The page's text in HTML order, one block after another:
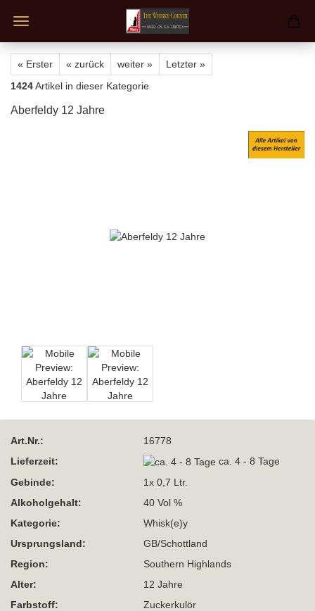
« Erster « zurück weiter »
Letzter »
1424Artikel in dieser Kategorie
Aberfeldy 12 Jahre
Art.Nr.:
16778
Lieferzeit:
ca. 4 - 8 Tage
Gebinde:
1x 0,7 Ltr.
Alkoholgehalt:
40 Vol %
Kategorie:
Whisk(e)y
Ursprungsland:
GB/Schottland
Region:
Southern Highlands
Alter:
12 Jahre
Farbstoff:
Zuckerkulör